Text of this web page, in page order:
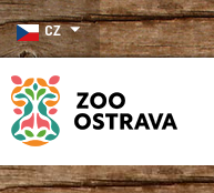
CZ
ZOO Ostrava